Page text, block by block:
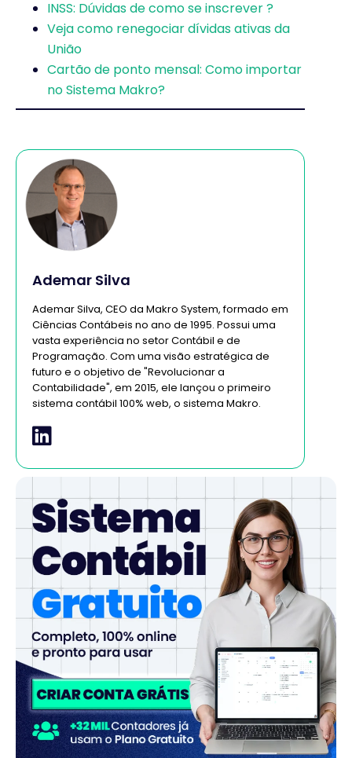
INSS: Dúvidas de como se inscrever ?
Veja como renegociar dívidas ativas da
União
Cartão de ponto mensal: Como importar
no Sistema Makro?
Ademar Silva
Ademar Silva, CEO da Makro System, formado em
Ciências Contábeis no ano de 1995. Possui uma
vasta experiência no setor Contábil e de
Programação. Com uma visão estratégica de
futuro e o objetivo de "Revolucionar a
Contabilidade", em 2015, ele lançou o primeiro
sistema contábil 100% web, o sistema Makro.